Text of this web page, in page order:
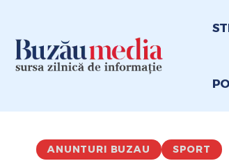
ANUNTURI BUZAU SPORT